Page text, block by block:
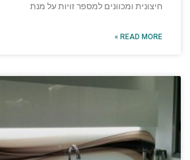
חיצונית ומכוונים למספר זויות על מנת
READ MORE »